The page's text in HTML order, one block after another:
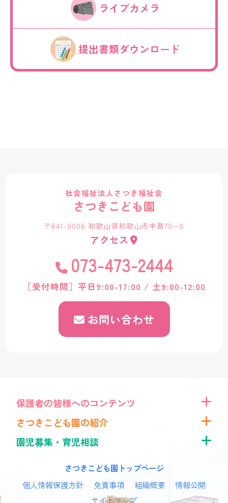
ライブカメラ
提出書類ダウンロード
社会福祉法人さつき福祉会
さつきこども園
〒641-0006 和歌山県和歌山市中島70−8
アクセス
073-473-2444
［受付時間］平日9:00-17:00 / 土9:00-12:00
お問い合わせ
保護者の皆様へのコンテンツ
さつきこども園の紹介
園児募集・育児相談
さつきこども園トップページ
個人情報保護方針
免責事項 組織概要
情報公開
サイトマップ